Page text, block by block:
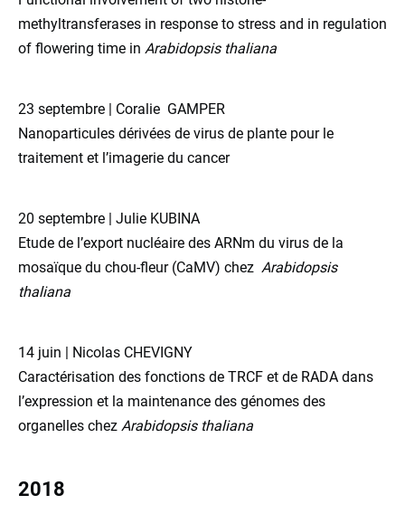
methyltransferases in response to stress and in regulation
of flowering time in Arabidopsis thaliana
23 septembre | Coralie GAMPER
Nanoparticules dérivées de virus de plante pour le
traitement et l’imagerie du cancer
20 septembre | Julie KUBINA
Etude de l’export nucléaire des ARNm du virus de la
mosaïque du chou-fleur (CaMV) chez Arabidopsis
thaliana
14 juin | Nicolas CHEVIGNY
Caractérisation des fonctions de TRCF et de RADA dans
l’expression et la maintenance des génomes des
organelles chez Arabidopsis thaliana
2018